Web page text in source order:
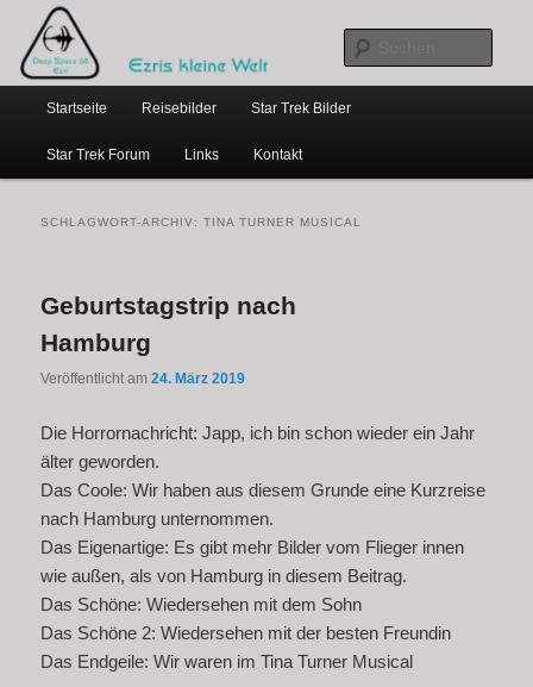
primären
Inhalt
springen
sekundären
Inhalt
springen
Ezris kleine Welt
…weil bloggen so schick ist
Hauptmenü
Startseite Reisebilder Star Trek Bilder
Star Trek Forum Links Kontakt
SCHLAGWORT-ARCHIV:TINA TURNER MUSICAL
Geburtstagstrip nach
Hamburg
Veröffentlicht am24. März 2019
Die Horrornachricht: Japp, ich bin schon wieder ein Jahr
älter geworden.
Das Coole: Wir haben aus diesem Grunde eine Kurzreise
nach Hamburg unternommen.
Das Eigenartige: Es gibt mehr Bilder vom Flieger innen
wie außen, als von Hamburg in diesem Beitrag.
Das Schöne: Wiedersehen mit dem Sohn
Das Schöne 2: Wiedersehen mit der besten Freundin
Das Endgeile: Wir waren im Tina Turner Musical